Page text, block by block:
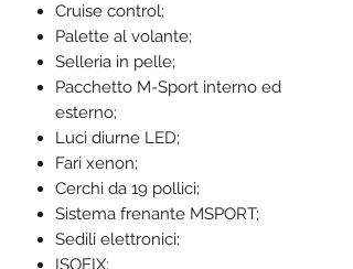
Cruise control;
Palette al volante;
Selleria in pelle;
Pacchetto M-Sport interno ed
esterno;
Luci diurne LED;
Fari xenon;
Cerchi da 19 pollici;
Sistema frenante MSPORT;
Sedili elettronici;
ISOFIX;